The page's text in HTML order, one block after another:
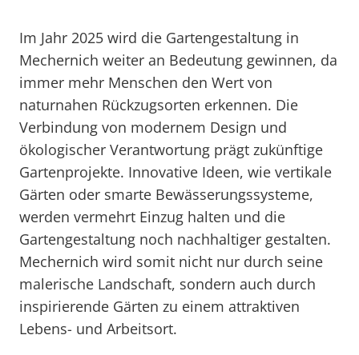
Im Jahr 2025 wird die Gartengestaltung in
Mechernich weiter an Bedeutung gewinnen, da
immer mehr Menschen den Wert von
naturnahen Rückzugsorten erkennen. Die
Verbindung von modernem Design und
ökologischer Verantwortung prägt zukünftige
Gartenprojekte. Innovative Ideen, wie vertikale
Gärten oder smarte Bewässerungssysteme,
werden vermehrt Einzug halten und die
Gartengestaltung noch nachhaltiger gestalten.
Mechernich wird somit nicht nur durch seine
malerische Landschaft, sondern auch durch
inspirierende Gärten zu einem attraktiven
Lebens- und Arbeitsort.